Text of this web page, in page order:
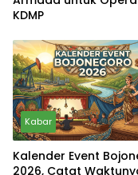
KDMP
Kabar
Kalender Event
2026, Catat